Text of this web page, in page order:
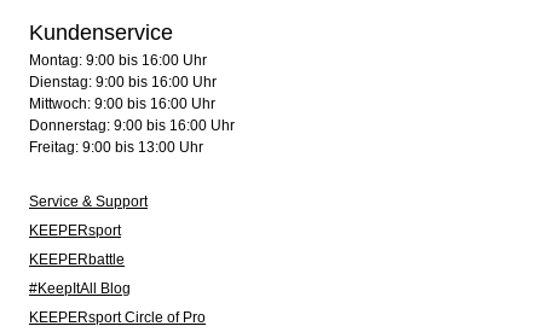
Kundenservice
Montag: 9:00 bis 16:00 Uhr
Dienstag: 9:00 bis 16:00 Uhr
Mittwoch: 9:00 bis 16:00 Uhr
Donnerstag: 9:00 bis 16:00 Uhr
Freitag: 9:00 bis 13:00 Uhr
Service & Support
KEEPERsport
KEEPERbattle
#KeepItAll Blog
KEEPERsport Circle of Pro